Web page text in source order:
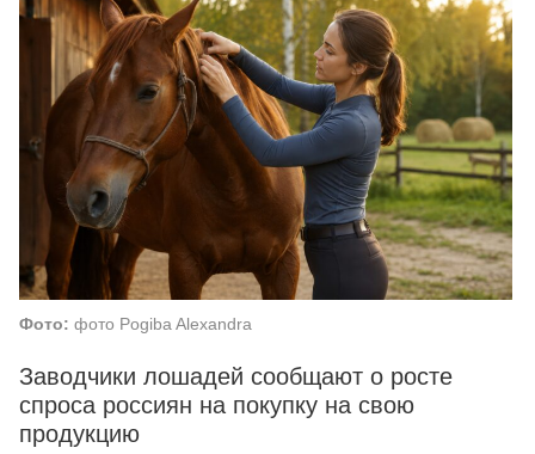
Фото: фото Pogiba Alexandra
Заводчики лошадей сообщают о росте
спроса россиян на покупку на свою
продукцию